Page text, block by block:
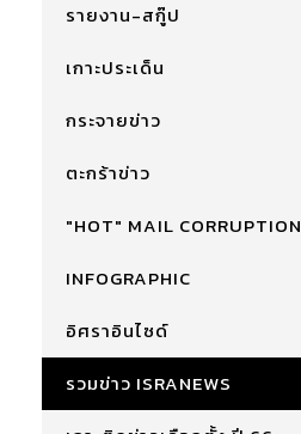
รายงาน-สกู๊ป
เกาะประเด็น
กระจายข่าว
ตะกร้าข่าว
"HOT" MAIL CORRUPTION
INFOGRAPHIC
อิศราอินไซด์
รวมข่าว ISRANEWS